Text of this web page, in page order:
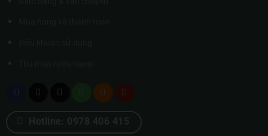
Hotline: 0978 406 415